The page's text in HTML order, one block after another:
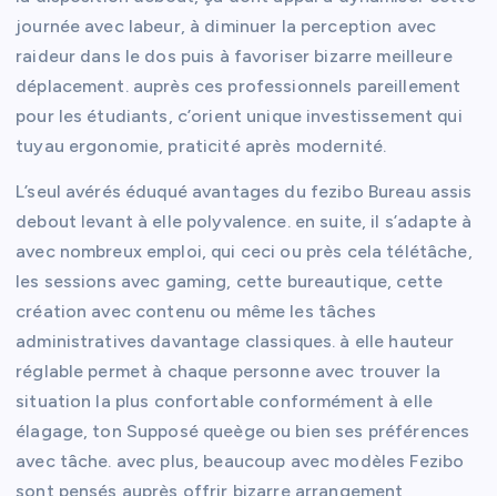
journée avec labeur, à diminuer la perception avec
raideur dans le dos puis à favoriser bizarre meilleure
déplacement. auprès ces professionnels pareillement
pour les étudiants, c’orient unique investissement qui
tuyau ergonomie, praticité après modernité.
L’seul avérés éduqué avantages du fezibo Bureau assis
debout levant à elle polyvalence. en suite, il s’adapte à
avec nombreux emploi, qui ceci ou près cela télétâche,
les sessions avec gaming, cette bureautique, cette
création avec contenu ou même les tâches
administratives davantage classiques. à elle hauteur
réglable permet à chaque personne avec trouver la
situation la plus confortable conformément à elle
élagage, ton Supposé queège ou bien ses préférences
avec tâche. avec plus, beaucoup avec modèles Fezibo
sont pensés auprès offrir bizarre arrangement